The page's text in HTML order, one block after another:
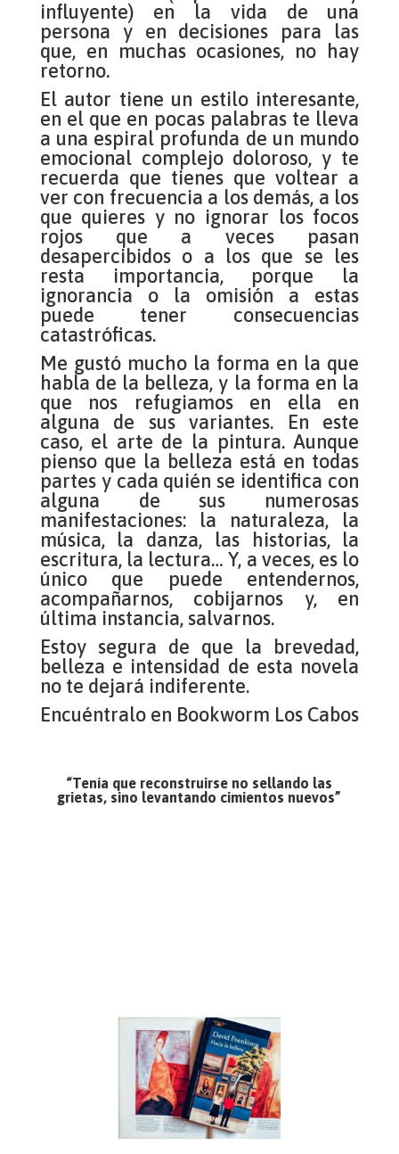
influyente) en la vida de una
persona y en decisiones para las
que, en muchas ocasiones, no hay
retorno.
El autor tiene un estilo interesante,
en el que en pocas palabras te lleva
a una espiral profunda de un mundo
emocional complejo doloroso, y te
recuerda que tienes que voltear a
ver con frecuencia a los demás, a los
que quieres y no ignorar los focos
rojos que a veces pasan
desapercibidos o a los que se les
resta importancia, porque la
ignorancia o la omisión a estas
puede tener consecuencias
catastróficas.
Me gustó mucho la forma en la que
habla de la belleza, y la forma en la
que nos refugiamos en ella en
alguna de sus variantes. En este
caso, el arte de la pintura. Aunque
pienso que la belleza está en todas
partes y cada quién se identifica con
alguna de sus numerosas
manifestaciones: la naturaleza, la
música, la danza, las historias, la
escritura, la lectura… Y, a veces, es lo
único que puede entendernos,
acompañarnos, cobijarnos y, en
última instancia, salvarnos.
Estoy segura de que la brevedad,
belleza e intensidad de esta novela
no te dejará indiferente.
Encuéntralo en Bookworm Los Cabos
“Tenía que reconstruirse no sellando las
grietas, sino levantando cimientos nuevos”